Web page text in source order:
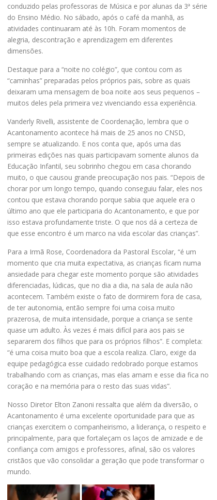
conduzido pelas professoras de Música e por alunas da 3ª série
do Ensino Médio. No sábado, após o café da manhã, as
atividades continuaram até às 10h. Foram momentos de
alegria, descontração e aprendizagem em diferentes
dimensões.
Destaque para a “noite no colégio”, que contou com as
“caminhas” preparadas pelos próprios pais, sobre as quais
deixaram uma mensagem de boa noite aos seus pequenos –
muitos deles pela primeira vez vivenciando essa experiência.
Vanderly Rivelli, assistente de Coordenação, lembra que o
Acantonamento acontece há mais de 25 anos no CNSD,
sempre se atualizando. E nos conta que, após uma das
primeiras edições nas quais participavam somente alunos da
Educação Infantil, seu sobrinho chegou em casa chorando
muito, o que causou grande preocupação nos pais. “Depois de
chorar por um longo tempo, quando conseguiu falar, eles nos
contou que estava chorando porque sabia que aquele era o
último ano que ele participaria do Acantonamento, e que por
isso estava profundamente triste. O que nos dá a certeza de
que esse encontro é um marco na vida escolar das crianças”.
Para a Irmã Rose, Coordenadora da Pastoral Escolar, “é um
momento que cria muita expectativa, as crianças ficam numa
ansiedade para chegar este momento porque são atividades
diferenciadas, lúdicas, que no dia a dia, na sala de aula não
acontecem. Também existe o fato de dormirem fora de casa,
de ter autonomia, então sempre foi uma coisa muito
prazerosa, de muita intensidade, porque a criança se sente
quase um adulto. Às vezes é mais difícil para aos pais se
separarem dos filhos que para os próprios filhos”. E completa:
“é uma coisa muito boa que a escola realiza. Claro, exige da
equipe pedagógica esse cuidado redobrado porque estamos
trabalhando com as crianças, mas elas amam e esse dia fica no
coração e na memória para o resto das suas vidas”.
Nosso Diretor Elton Zanoni ressalta que além da diversão, o
Acantonamento é uma excelente oportunidade para que as
crianças exercitem o companheirismo, a liderança, o respeito e
principalmente, para que fortaleçam os laços de amizade e de
confiança com amigos e professores, afinal, são os valores
cristãos que vão consolidar a geração que pode transformar o
mundo.